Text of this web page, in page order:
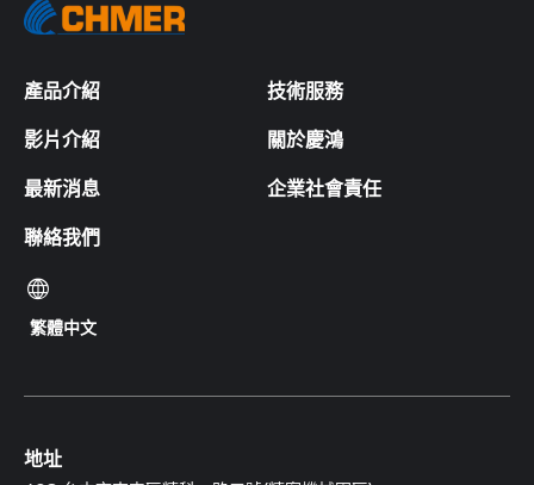
產品介紹 技術服務
影片介紹 關於慶鴻
最新消息 企業社會責任
聯絡我們
繁體中文
地址